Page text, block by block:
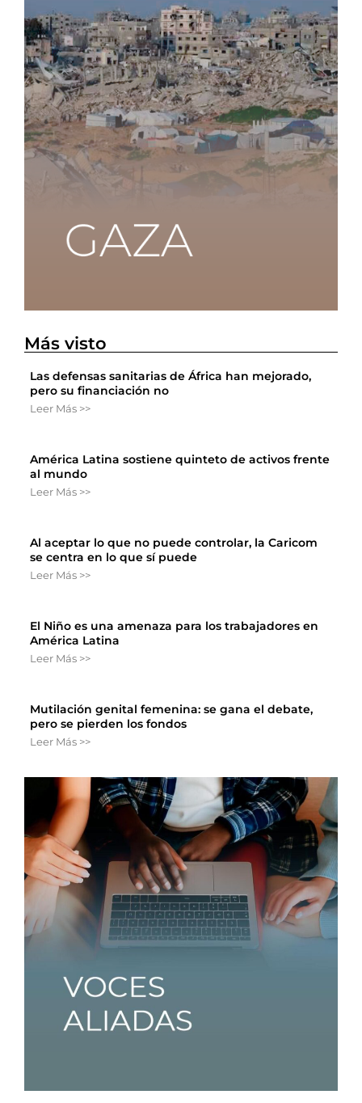
Más visto
Las defensas sanitarias de África han mejorado,
pero su financiación no
Leer Más >>
América Latina sostiene quinteto de activos frente
al mundo
Leer Más >>
Al aceptar lo que no puede controlar, la Caricom
se centra en lo que sí puede
Leer Más >>
El Niño es una amenaza para los trabajadores en
América Latina
Leer Más >>
Mutilación genital femenina: se gana el debate,
pero se pierden los fondos
Leer Más >>